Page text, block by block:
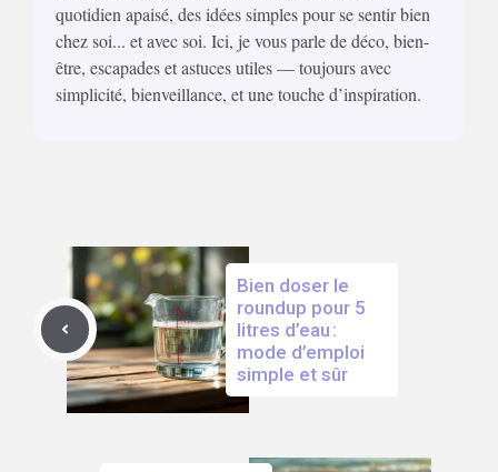
quotidien apaisé, des idées simples pour se sentir bien
chez soi... et avec soi. Ici, je vous parle de déco, bien-
être, escapades et astuces utiles — toujours avec
simplicité, bienveillance, et une touche d’inspiration.
Bien doser le
roundup pour 5
litres d’eau :
mode d’emploi
simple et sûr